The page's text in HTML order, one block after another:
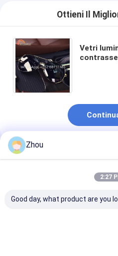
Ottieni Il
Vetri
Prodotti Raccomandati
Zhou
2:27
Good day, what product are you